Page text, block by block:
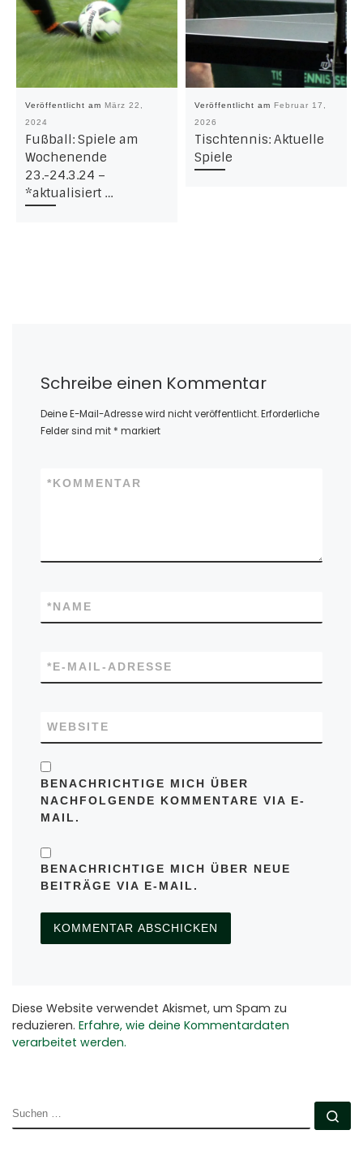
Veröffentlicht am März 22,
2024
Fußball: Spiele am
Wochenende
23.-24.3.24 –
*aktualisiert …
Veröffentlicht am Februar 17,
2026
Tischtennis: Aktuelle
Spiele
Schreibe einen Kommentar
Deine E-Mail-Adresse wird nicht veröffentlicht.Erforderliche
Felder sind mit * markiert
KOMMENTAR
*
NAME
*
E-MAIL-ADRESSE
*
WEBSITE
BENACHRICHTIGE MICH ÜBER
NACHFOLGENDE KOMMENTARE VIA E-
MAIL.
BENACHRICHTIGE MICH ÜBER NEUE
BEITRÄGE VIA E-MAIL.
Diese Website verwendet Akismet, um Spam zu
reduzieren. Erfahre, wie deine Kommentardaten
verarbeitet werden.
SUCHE